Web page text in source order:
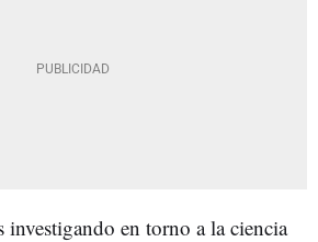
en torno a la ciencia